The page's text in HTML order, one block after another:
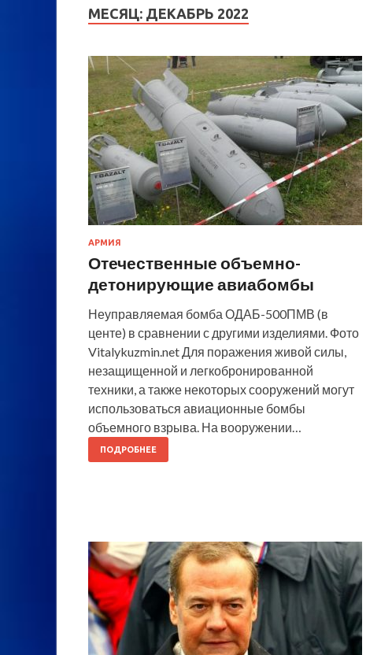
МЕСЯЦ: ДЕКАБРЬ 2022
АРМИЯ
Отечественные объемно-
детонирующие авиабомбы
Неуправляемая бомба ОДАБ-500ПМВ (в
центе) в сравнении с другими изделиями. Фото
Vitalykuzmin.net Для поражения живой силы,
незащищенной и легкобронированной
техники, а также некоторых сооружений могут
использоваться авиационные бомбы
объемного взрыва. На вооружении…
ПОДРОБНЕЕ